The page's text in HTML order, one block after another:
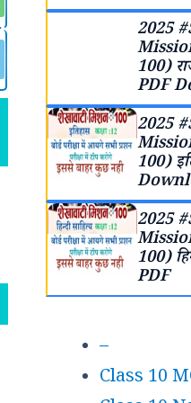
2025
100)
PDF
2025
100)
2025
100)
PDF
–
Class 10